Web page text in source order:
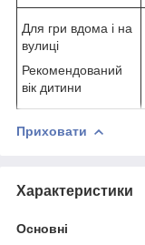
Для гри вдома і на
вулиці
Рекомендований
вік дитини
Приховати
Характеристики
Основні